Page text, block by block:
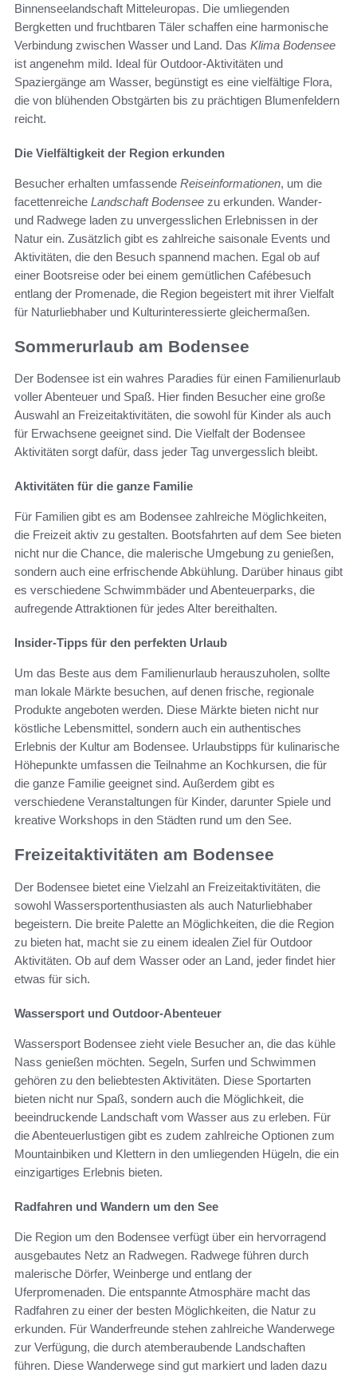
Binnenseelandschaft Mitteleuropas. Die umliegenden
Bergketten und fruchtbaren Täler schaffen eine harmonische
Verbindung zwischen Wasser und Land. Das Klima Bodensee
ist angenehm mild. Ideal für Outdoor-Aktivitäten und
Spaziergänge am Wasser, begünstigt es eine vielfältige Flora,
die von blühenden Obstgärten bis zu prächtigen Blumenfeldern
reicht.
Die Vielfältigkeit der Region erkunden
Besucher erhalten umfassende Reiseinformationen, um die
facettenreiche Landschaft Bodensee zu erkunden. Wander-
und Radwege laden zu unvergesslichen Erlebnissen in der
Natur ein. Zusätzlich gibt es zahlreiche saisonale Events und
Aktivitäten, die den Besuch spannend machen. Egal ob auf
einer Bootsreise oder bei einem gemütlichen Cafébesuch
entlang der Promenade, die Region begeistert mit ihrer Vielfalt
für Naturliebhaber und Kulturinteressierte gleichermaßen.
Sommerurlaub am Bodensee
Der Bodensee ist ein wahres Paradies für einen Familienurlaub
voller Abenteuer und Spaß. Hier finden Besucher eine große
Auswahl an Freizeitaktivitäten, die sowohl für Kinder als auch
für Erwachsene geeignet sind. Die Vielfalt der Bodensee
Aktivitäten sorgt dafür, dass jeder Tag unvergesslich bleibt.
Aktivitäten für die ganze Familie
Für Familien gibt es am Bodensee zahlreiche Möglichkeiten,
die Freizeit aktiv zu gestalten. Bootsfahrten auf dem See bieten
nicht nur die Chance, die malerische Umgebung zu genießen,
sondern auch eine erfrischende Abkühlung. Darüber hinaus gibt
es verschiedene Schwimmbäder und Abenteuerparks, die
aufregende Attraktionen für jedes Alter bereithalten.
Insider-Tipps für den perfekten Urlaub
Um das Beste aus dem Familienurlaub herauszuholen, sollte
man lokale Märkte besuchen, auf denen frische, regionale
Produkte angeboten werden. Diese Märkte bieten nicht nur
köstliche Lebensmittel, sondern auch ein authentisches
Erlebnis der Kultur am Bodensee. Urlaubstipps für kulinarische
Höhepunkte umfassen die Teilnahme an Kochkursen, die für
die ganze Familie geeignet sind. Außerdem gibt es
verschiedene Veranstaltungen für Kinder, darunter Spiele und
kreative Workshops in den Städten rund um den See.
Freizeitaktivitäten am Bodensee
Der Bodensee bietet eine Vielzahl an Freizeitaktivitäten, die
sowohl Wassersportenthusiasten als auch Naturliebhaber
begeistern. Die breite Palette an Möglichkeiten, die die Region
zu bieten hat, macht sie zu einem idealen Ziel für Outdoor
Aktivitäten. Ob auf dem Wasser oder an Land, jeder findet hier
etwas für sich.
Wassersport und Outdoor-Abenteuer
Wassersport Bodensee zieht viele Besucher an, die das kühle
Nass genießen möchten. Segeln, Surfen und Schwimmen
gehören zu den beliebtesten Aktivitäten. Diese Sportarten
bieten nicht nur Spaß, sondern auch die Möglichkeit, die
beeindruckende Landschaft vom Wasser aus zu erleben. Für
die Abenteuerlustigen gibt es zudem zahlreiche Optionen zum
Mountainbiken und Klettern in den umliegenden Hügeln, die ein
einzigartiges Erlebnis bieten.
Radfahren und Wandern um den See
Die Region um den Bodensee verfügt über ein hervorragend
ausgebautes Netz an Radwegen. Radwege führen durch
malerische Dörfer, Weinberge und entlang der
Uferpromenaden. Die entspannte Atmosphäre macht das
Radfahren zu einer der besten Möglichkeiten, die Natur zu
erkunden. Für Wanderfreunde stehen zahlreiche Wanderwege
zur Verfügung, die durch atemberaubende Landschaften
führen. Diese Wanderwege sind gut markiert und laden dazu